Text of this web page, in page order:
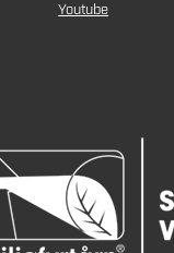
Youtube